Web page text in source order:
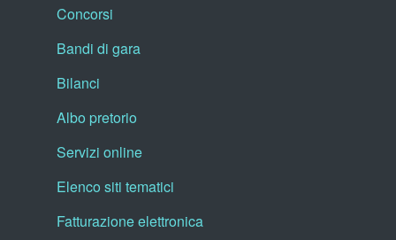
Concorsi
Bandi di gara
Bilanci
Albo pretorio
Servizi online
Elenco siti tematici
Fatturazione elettronica